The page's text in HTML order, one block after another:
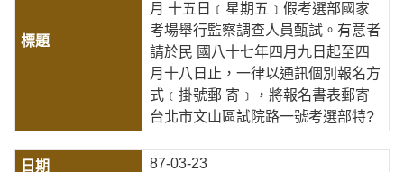
月 十五日﹝星期五﹞假考選部國家
考場舉行監察調查人員甄試。有意者
請於民 國八十七年四月九日起至四
月十八日止，一律以通訊個別報名方
式﹝掛號郵 寄﹞，將報名書表郵寄
台北市文山區試院路一號考選部特?
87-03-23